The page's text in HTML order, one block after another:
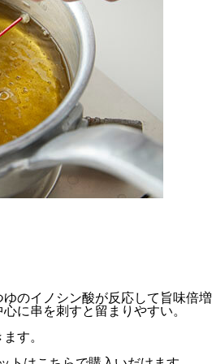
のイノシン酸が反応して旨味倍
に串を刺すと留まりやすい。
す。